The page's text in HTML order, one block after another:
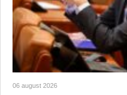
06 august 2026